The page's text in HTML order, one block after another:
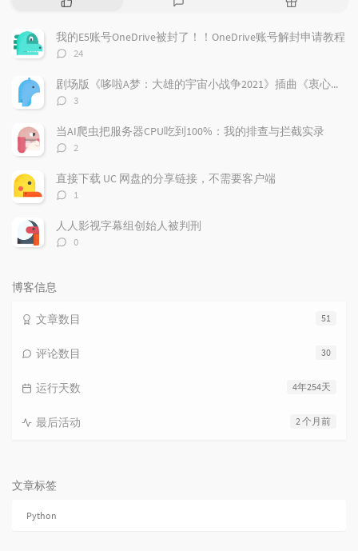
文
章
评
文
章
我的E5账号OneDrive被封了！！OneDrive账号解封申请教程
评
数：
24
剧场版《哆啦A梦：大雄的宇宙小战争2021》插曲《衷心感谢》
评
数：
3
当AI爬虫把服务器CPU吃到100%：我的排查与拦截实录
评
数：
2
直接下载 UC 网盘的分享链接，不需要客户端
评
数：
1
人人影视字幕组创始人被判刑
评
0
博客信息
51
文章数目
30
评论数目
4年254天
运行天数
2 个月前
最后活动
文章标签
Python